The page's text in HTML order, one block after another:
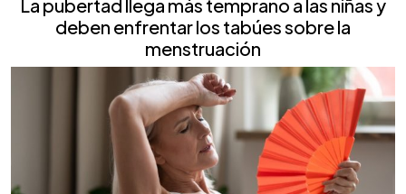
La pubertad llega más temprano a las niñas y
deben enfrentar los tabúes sobre la
menstruación